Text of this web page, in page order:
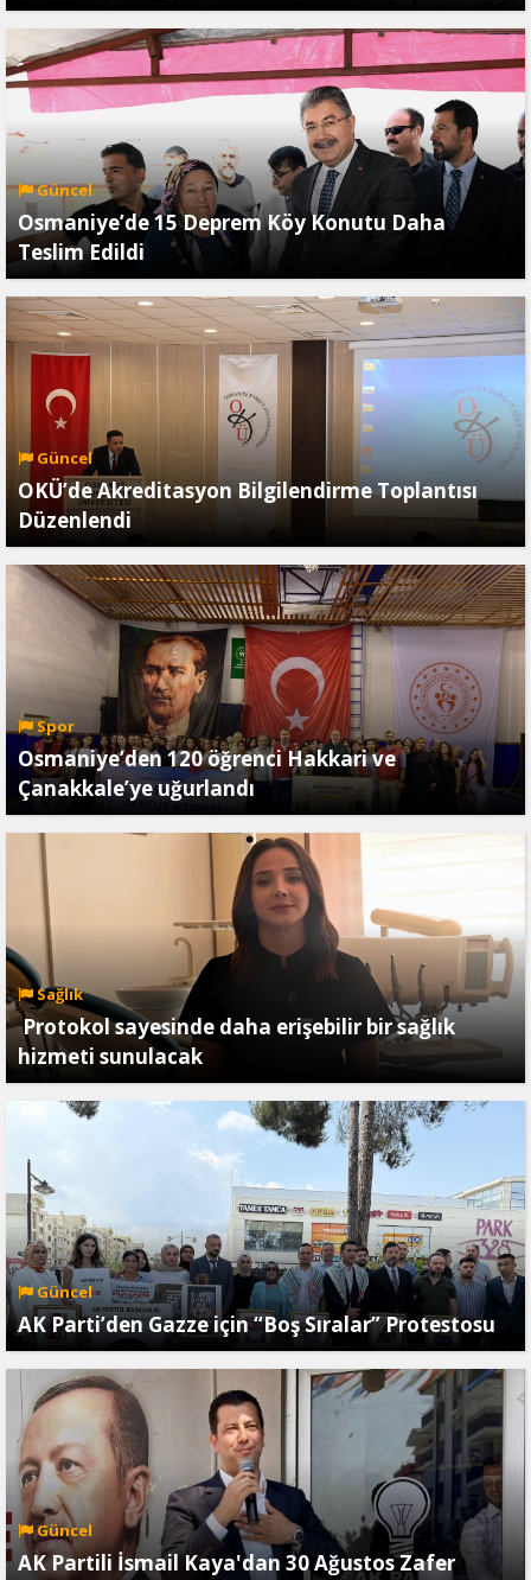
Güncel
Osmaniye’de 15 Deprem Köy Konutu Daha
Teslim Edildi
Güncel
OKÜ’de Akreditasyon Bilgilendirme Toplantısı
Düzenlendi
Spor
Osmaniye’den 120 öğrenci Hakkari ve
Çanakkale’ye uğurlandı
Sağlık
Protokol sayesinde daha erişebilir bir sağlık
hizmeti sunulacak
Güncel
AK Parti’den Gazze için “Boş Sıralar” Protestosu
Güncel
AK Partili İsmail Kaya'dan 30 Ağustos Zafer